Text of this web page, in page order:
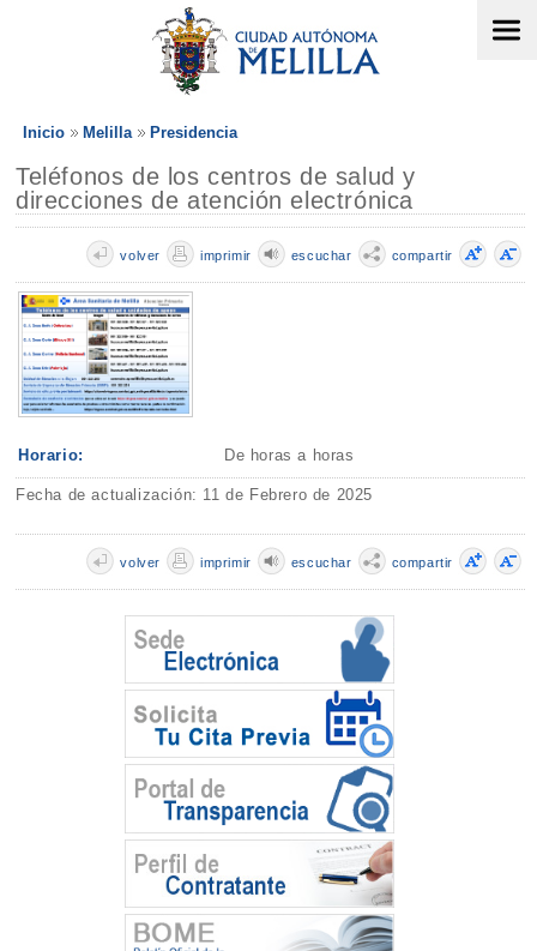
Inicio Melilla Presidencia
Teléfonos de los centros de salud y
direcciones de atención electrónica
compartir
escuchar
imprimir
volver
Horario: De horas a horas
Fecha de actualización: 11 de Febrero de 2025
compartir
escuchar
imprimir
volver